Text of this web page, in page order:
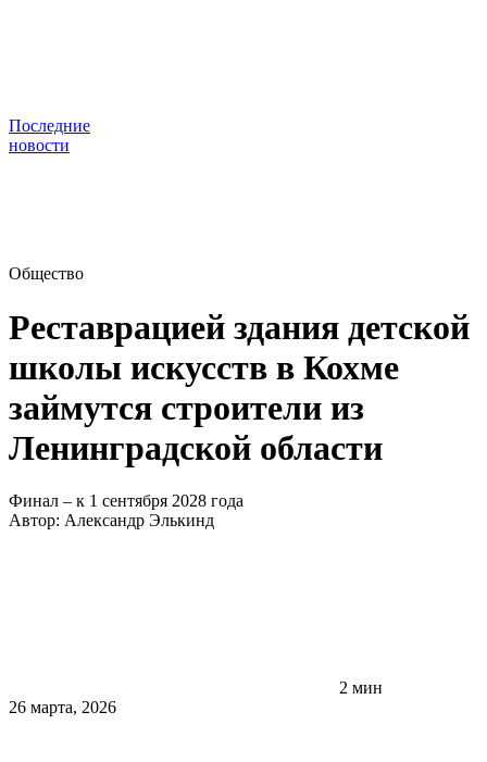
Последние
новости
Общество
Реставрацией здания детской
школы искусств в Кохме
займутся строители из
Ленинградской области
Финал – к 1 сентября 2028 года
Автор: Александр Элькинд
2 мин
26 марта, 2026